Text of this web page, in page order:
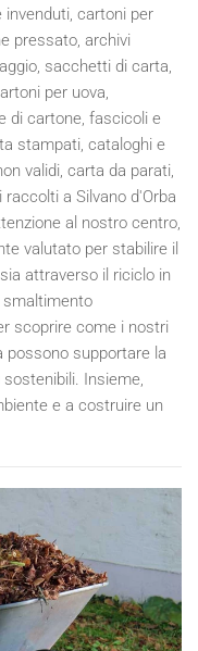
invenduti, cartoni per
pressato, archivi
sacchetti di carta,
per uova,
di cartone, fascicoli e
stampati, cataloghi e
validi, carta da parati,
a Silvano d'Orba
al nostro centro,
valutato per stabilire il
attraverso il riciclo in
smaltimento
scoprire come i nostri
supportare la
Insieme,
e a costruire un